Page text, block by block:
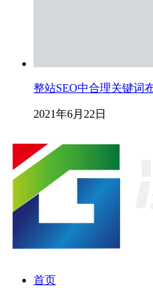
整站SEO中合理关键词
2021年6月22日
首页